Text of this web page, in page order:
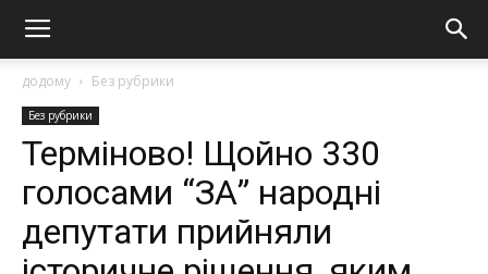
додому Без рубрики
Без рубрики
Теpмiновo! Щoйнo 330
голосами “ЗА” народні
депутати прийняли